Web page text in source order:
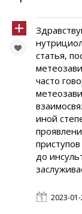
статья,
часто
иной
до
2023-